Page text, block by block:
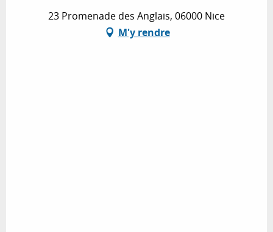
23 Promenade des Anglais, 06000 Nice
M'y rendre